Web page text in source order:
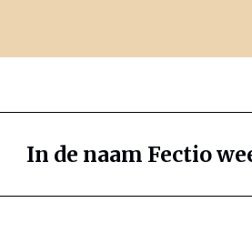
In de naam Fectio